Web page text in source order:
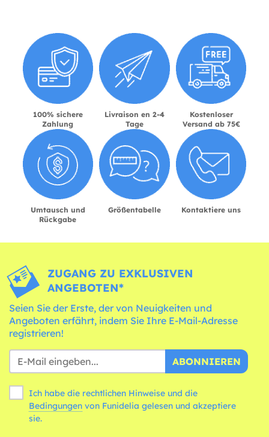
100% sichere
Zahlung
Livraison en 2-4
Tage
Kostenloser
Versand ab 75€
Umtausch und
Rückgabe
Größentabelle Kontaktiere uns
ZUGANG ZU EXKLUSIVEN
ANGEBOTEN*
Seien Sie der Erste, der von Neuigkeiten und
Angeboten erfährt, indem Sie Ihre E-Mail-Adresse
registrieren!
ABONNIEREN
Ich habe die rechtlichen Hinweise und die
Bedingungen
sie.